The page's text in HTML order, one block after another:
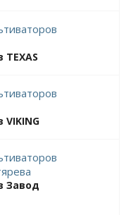
Завод